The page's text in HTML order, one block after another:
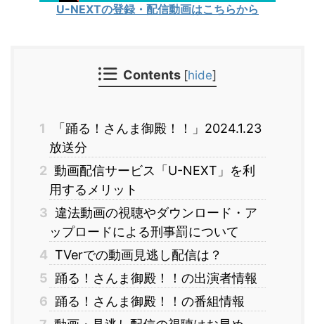
U-NEXTの登録・配信動画はこちらから
Contents [hide]
1
「踊る！さんま御殿！！」2024.1.23
放送分
2 動画配信サービス「U-NEXT」を利
用するメリット
3 違法動画の視聴やダウンロード・ア
ップロードによる刑事罰について
4 TVerでの動画見逃し配信は？
5 踊る！さんま御殿！！の出演者情報
6 踊る！さんま御殿！！の番組情報